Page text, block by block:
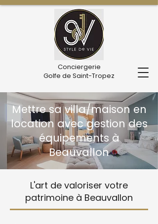
Conciergerie
Golfe de Saint-Tropez
Mettre sa villa/maison en
location avec gestion des
équipements à
Beauvallon
L'art de valoriser votre
patrimoine à Beauvallon